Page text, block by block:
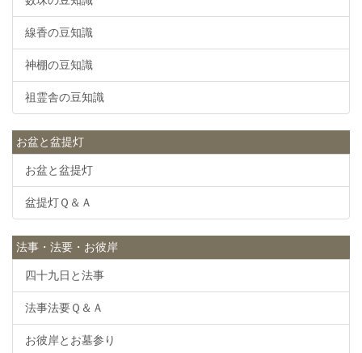
線香の豆知識
神棚の豆知識
祖霊舎の豆知識
お盆と盆提灯
お盆と盆提灯
盆提灯Ｑ＆Ａ
法事・法要・お彼岸
四十九日と法事
法事法要Ｑ＆Ａ
お彼岸とお墓参り